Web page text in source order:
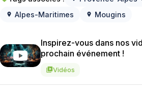
location_on Alpes-Maritimes location_on Mougins
Inspirez-vous dans nos
prochain événement !
video_libraryVidéos